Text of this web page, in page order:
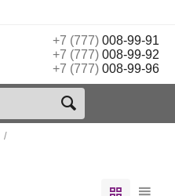
+7 (777)008-99-91
+7 (777)008-99-92
+7 (777)008-99-96
/